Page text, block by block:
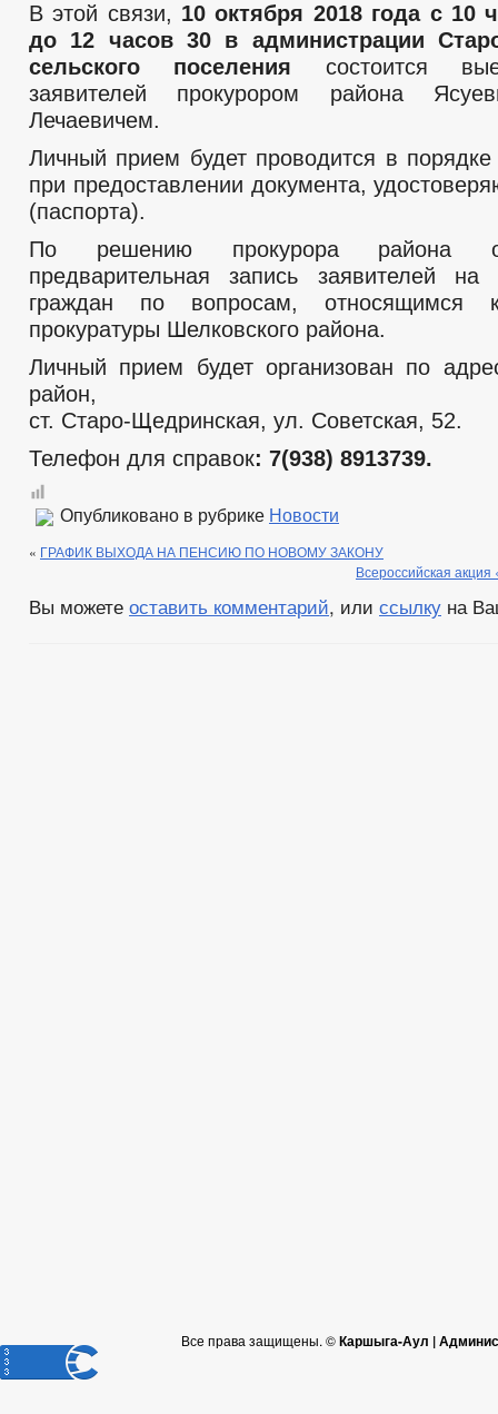
В этой связи, 10 октября 2018 года с 10
до 12 часов 30 в администрации
сельского поселения состоится
заявителей прокурором района
Лечаевичем.
Личный прием будет проводится в
при предоставлении документа,
(паспорта).
По решению прокурора района
предварительная запись заявителей
граждан по вопросам, относящимся
прокуратуры Шелковского района.
Личный прием будет организован по
район,
ст. Старо-Щедринская, ул. Советская, 52.
Телефон для справок: 7(938) 8913739.
Опубликовано в рубрике Новости
« ГРАФИК ВЫХОДА НА ПЕНСИЮ ПО НОВОМУ ЗАКОНУ
Всероссийская
Вы можете оставить комментарий, или ссылку на
Все права защищены. ©Каршыга-Аул |